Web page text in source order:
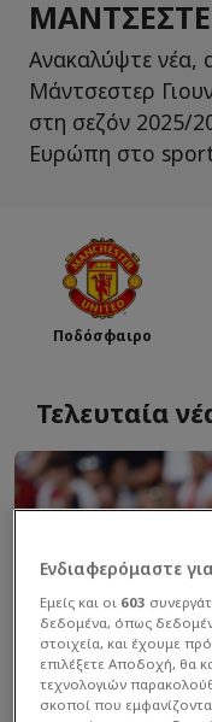
Ανακαλύψτε νέα,
Μάντσεστερ
στη σεζόν 2025/
Ευρώπη στο
Ποδόσφαιρο
Τελευταία
Ενδιαφερόμαστε
Εμείς και οι 603
δεδομένα, όπως
στοιχεία, και έχουμε
επιλέξετε Αποδοχή, θα
τεχνολογιών
σκοποί που